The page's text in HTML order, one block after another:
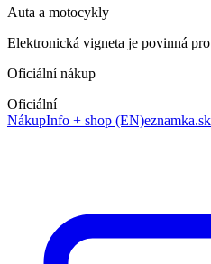
Auta a motocykly
Elektronická vigneta je povinná
Oficiální nákup
Oficiální
NákupInfo + shop (EN)eznamka.sk